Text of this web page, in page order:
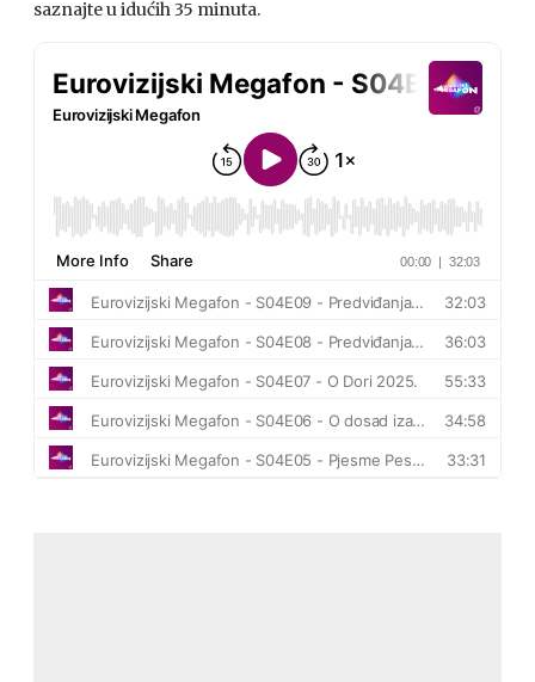
saznajte u idućih 35 minuta.